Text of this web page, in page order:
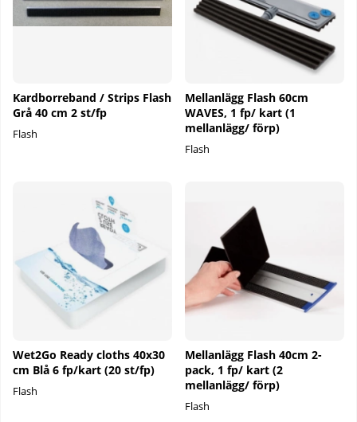
Kardborreband / Strips Flash
Grå 40 cm 2 st/fp
Flash
Mellanlägg Flash 60cm
WAVES, 1 fp/ kart (1
mellanlägg/ förp)
Flash
Wet2Go Ready cloths 40x30
cm Blå 6 fp/kart (20 st/fp)
Flash
Mellanlägg Flash 40cm 2-
pack, 1 fp/ kart (2
mellanlägg/ förp)
Flash